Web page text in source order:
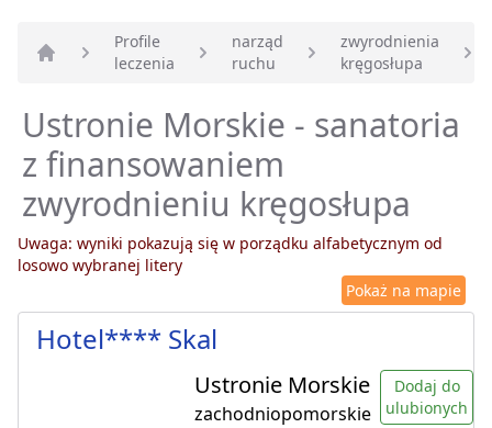
Strona główna
Profile
leczenia
narząd
ruchu
zwyrodnienia
kręgosłupa
Ustronie Morskie - sanatoria
z finansowaniem
zwyrodnieniu kręgosłupa
Uwaga: wyniki pokazują się w porządku alfabetycznym od
losowo wybranej litery
Pokaż na mapie
Hotel**** Skal
Ustronie Morskie
zachodniopomorskie
Dodaj do
ulubionych